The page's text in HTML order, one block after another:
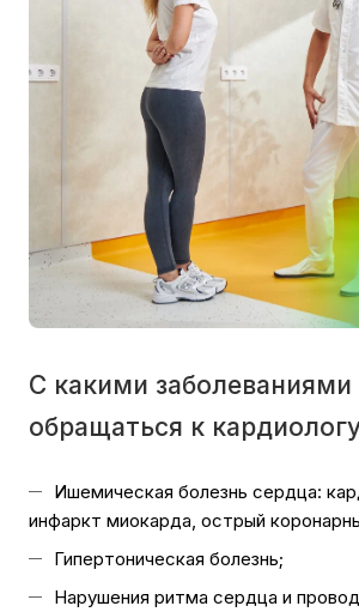
С какими заболеваниями
обращаться к
Ишемическая болезнь сердца:
инфаркт миокарда, острый
Гипертоническая болезнь;
Нарушения ритма сердца и